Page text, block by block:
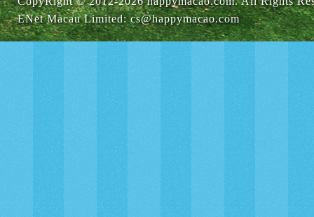
ENet Macau Limited:cs@happymacao.com